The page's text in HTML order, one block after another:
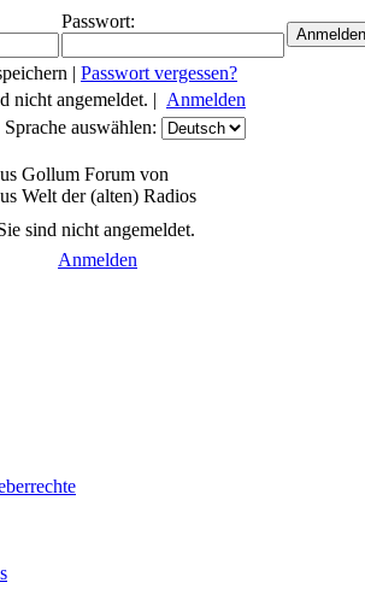
Passwort:
| Passwort vergessen?
nicht angemeldet. | Anmelden
Sprache auswählen:
Gollum Forum von
Welt der (alten) Radios
sind nicht angemeldet.
Anmelden